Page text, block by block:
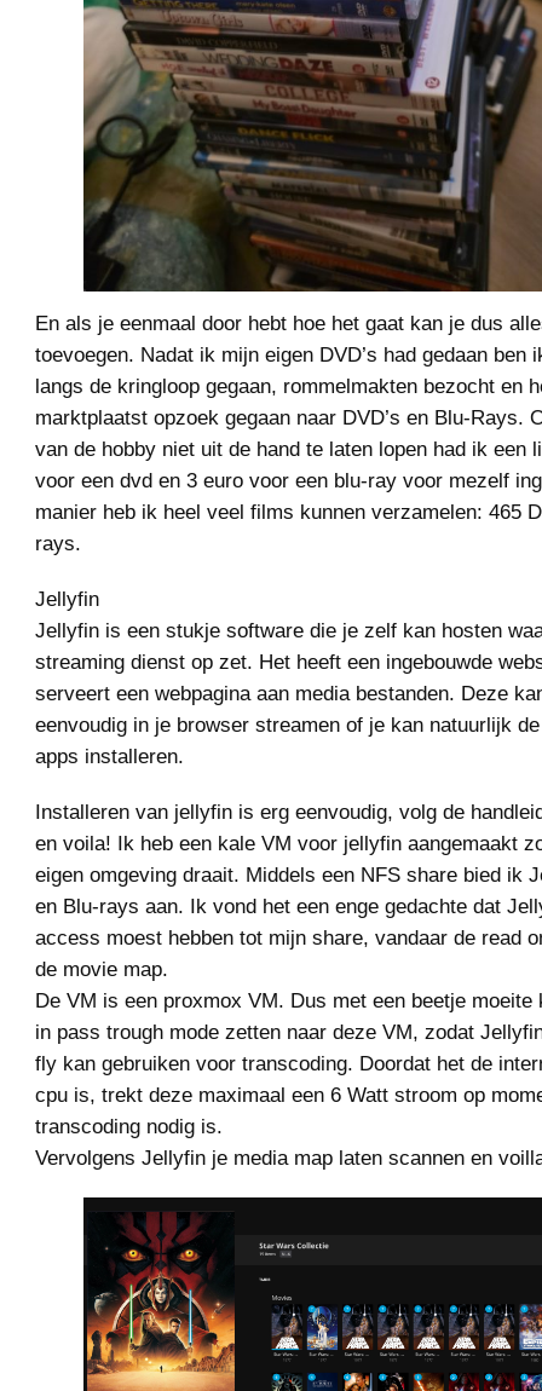
En als je eenmaal door hebt hoe het gaat kan je dus
toevoegen. Nadat ik mijn eigen DVD’s had gedaan ben
langs de kringloop gegaan, rommelmakten bezocht en
marktplaatst opzoek gegaan naar DVD’s en Blu-Rays.
van de hobby niet uit de hand te laten lopen had ik een
voor een dvd en 3 euro voor een blu-ray voor mezelf
manier heb ik heel veel films kunnen verzamelen: 465
rays.
Jellyfin
Jellyfin is een stukje software die je zelf kan hosten
streaming dienst op zet. Het heeft een ingebouwde
serveert een webpagina aan media bestanden. Deze
eenvoudig in je browser streamen of je kan natuurlijk
apps installeren.
Installeren van jellyfin is erg eenvoudig, volg de
en voila! Ik heb een kale VM voor jellyfin aangemaakt
eigen omgeving draait. Middels een NFS share bied ik
en Blu-rays aan. Ik vond het een enge gedachte dat
access moest hebben tot mijn share, vandaar de read
de movie map.
De VM is een proxmox VM. Dus met een beetje moeite
in pass trough mode zetten naar deze VM, zodat
fly kan gebruiken voor transcoding. Doordat het de
cpu is, trekt deze maximaal een 6 Watt stroom op
transcoding nodig is.
Vervolgens Jellyfin je media map laten scannen en